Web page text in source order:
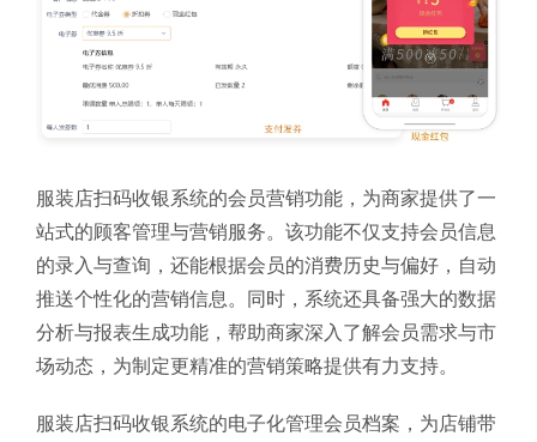
服装店扫码收银系统的会员营销功能，为商家提供了一
站式的顾客管理与营销服务。该功能不仅支持会员信息
的录入与查询，还能根据会员的消费历史与偏好，自动
推送个性化的营销信息。同时，系统还具备强大的数据
分析与报表生成功能，帮助商家深入了解会员需求与市
场动态，为制定更精准的营销策略提供有力支持。
服装店扫码收银系统的电子化管理会员档案，为店铺带